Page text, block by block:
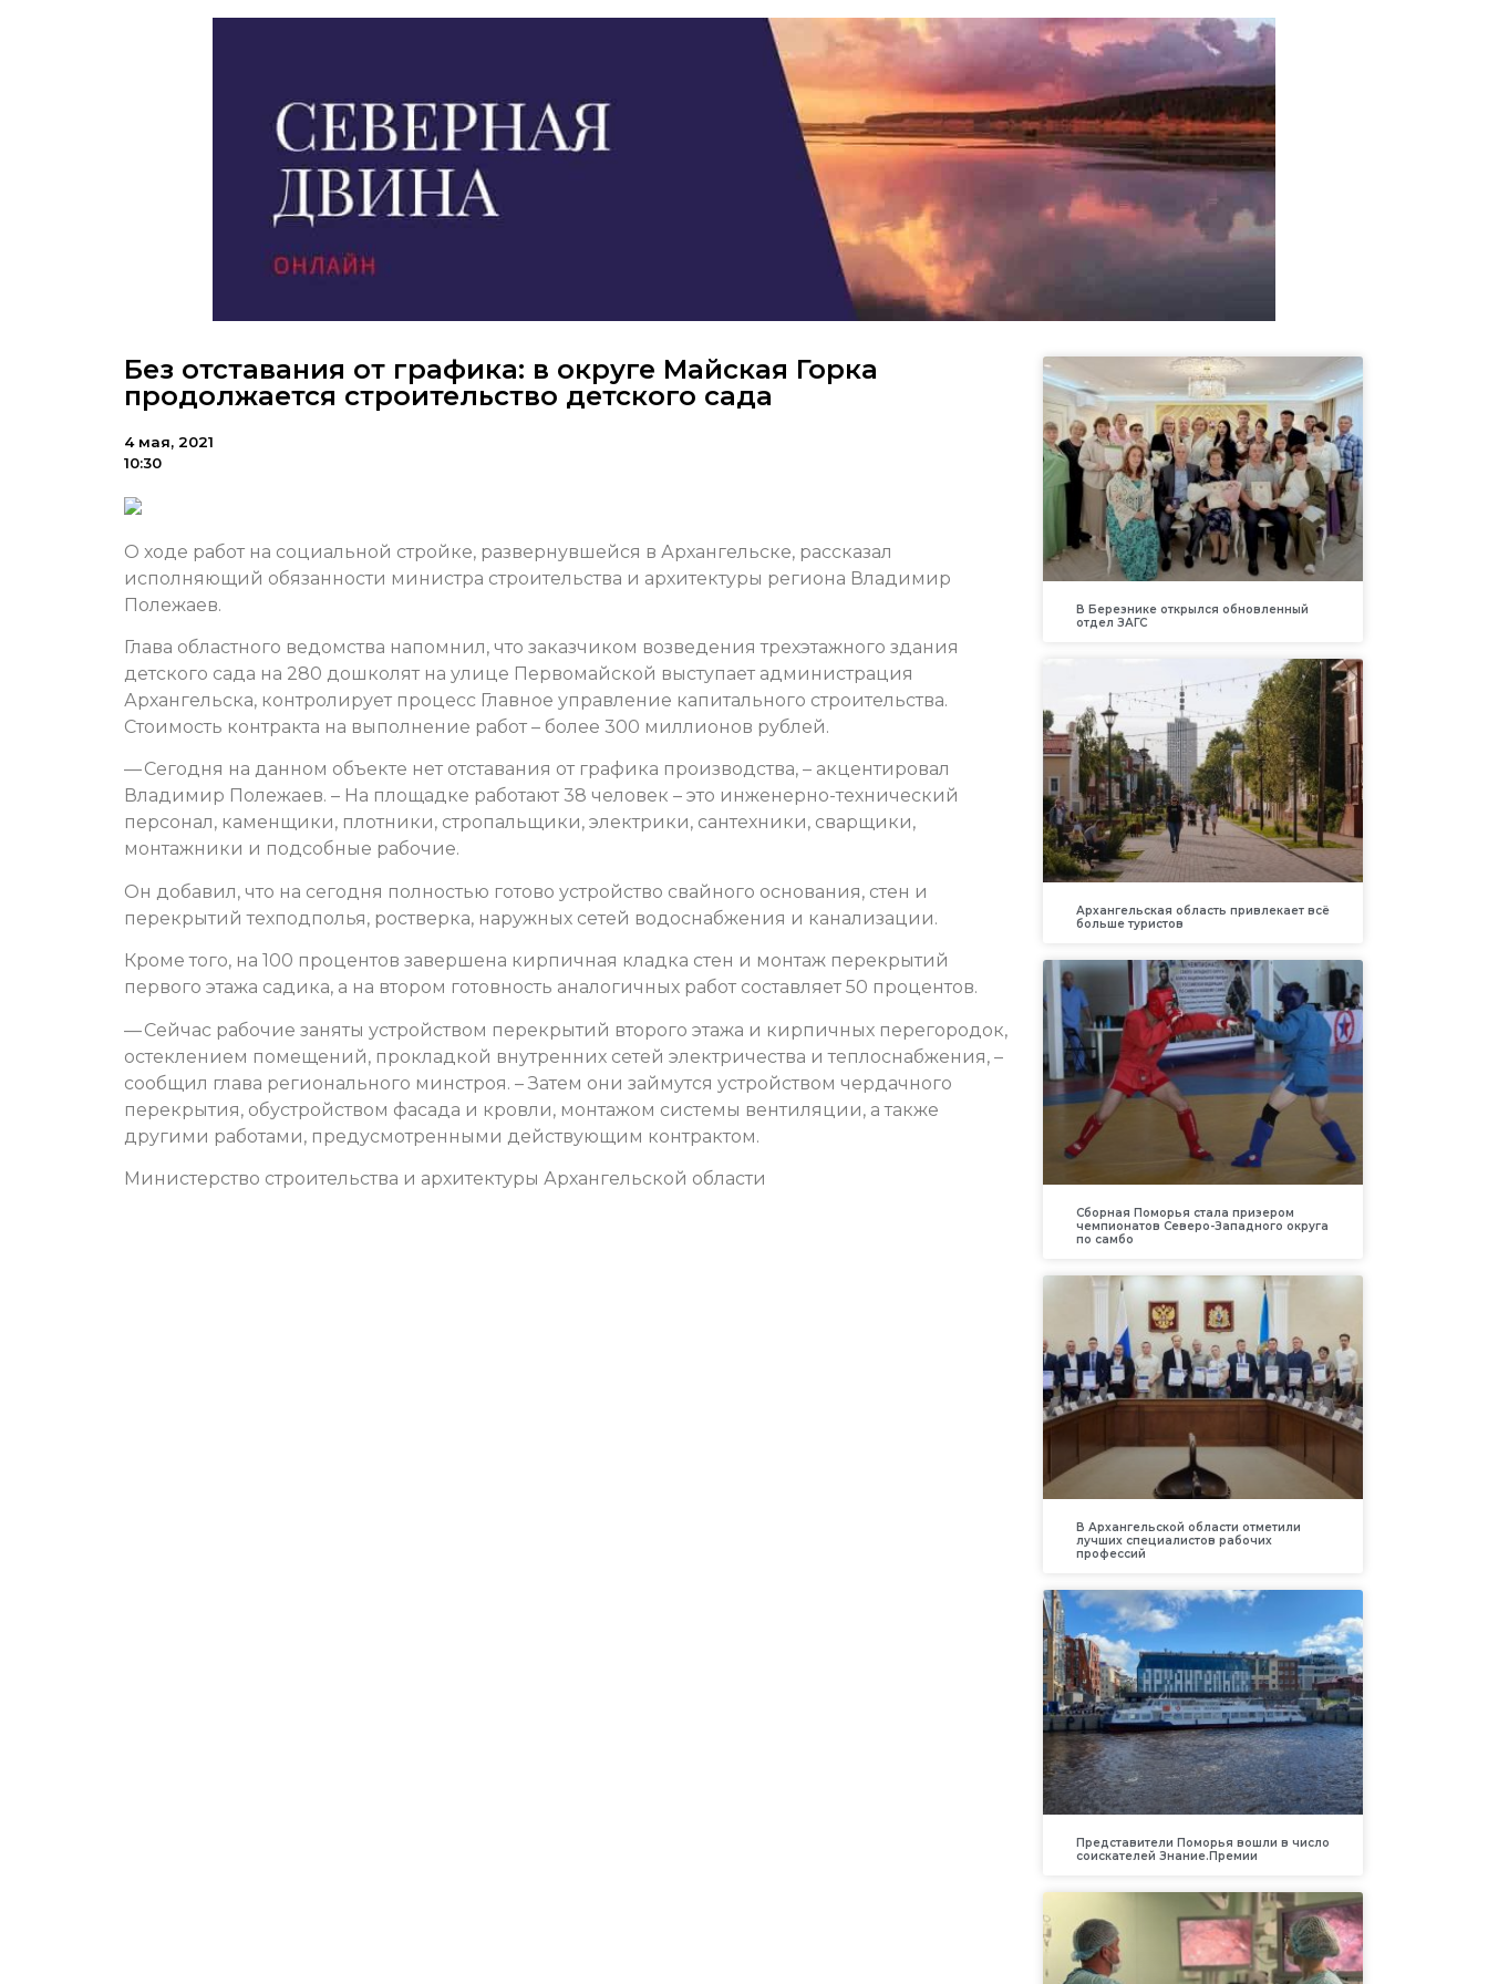
Без отставания от графика: в округе Майская Горка
продолжается строительство детского сада
4 мая, 2021
10:30
О ходе работ на социальной стройке, развернувшейся в Архангельске, рассказал
исполняющий обязанности министра строительства и архитектуры региона Владимир
Полежаев.
Глава областного ведомства напомнил, что заказчиком возведения трехэтажного здания
детского сада на 280 дошколят на улице Первомайской выступает администрация
Архангельска, контролирует процесс Главное управление капитального строительства.
Стоимость контракта на выполнение работ – более 300 миллионов рублей.
— Сегодня на данном объекте нет отставания от графика производства, – акцентировал
Владимир Полежаев. – На площадке работают 38 человек – это инженерно-технический
персонал, каменщики, плотники, стропальщики, электрики, сантехники, сварщики,
монтажники и подсобные рабочие.
Он добавил, что на сегодня полностью готово устройство свайного основания, стен и
перекрытий техподполья, ростверка, наружных сетей водоснабжения и канализации.
Кроме того, на 100 процентов завершена кирпичная кладка стен и монтаж перекрытий
первого этажа садика, а на втором готовность аналогичных работ составляет 50 процентов.
— Сейчас рабочие заняты устройством перекрытий второго этажа и кирпичных перегородок,
остеклением помещений, прокладкой внутренних сетей электричества и теплоснабжения, –
сообщил глава регионального минстроя. – Затем они займутся устройством чердачного
перекрытия, обустройством фасада и кровли, монтажом системы вентиляции, а также
другими работами, предусмотренными действующим контрактом.
Министерство строительства и архитектуры Архангельской области
В Березнике открылся обновленный
отдел ЗАГС
Архангельская область привлекает всё
больше туристов
Сборная Поморья стала призером
чемпионатов Северо-Западного округа
по самбо
В Архангельской области отметили
лучших специалистов рабочих
профессий
Представители Поморья вошли в число
соискателей Знание.Премии